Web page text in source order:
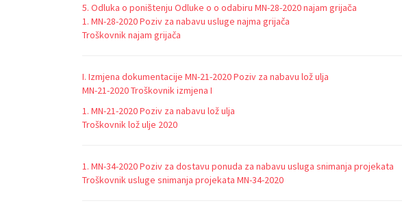
5. Odluka o poništenju Odluke o o odabiru MN-28-2020 najam grijača
1. MN-28-2020 Poziv za nabavu usluge najma grijača
Troškovnik najam grijača
I. Izmjena dokumentacije MN-21-2020 Poziv za nabavu lož ulja
MN-21-2020 Troškovnik izmjena I
1. MN-21-2020 Poziv za nabavu lož ulja
Troškovnik lož ulje 2020
1. MN-34-2020 Poziv za dostavu ponuda za nabavu usluga snimanja projekata
Troškovnik usluge snimanja projekata MN-34-2020